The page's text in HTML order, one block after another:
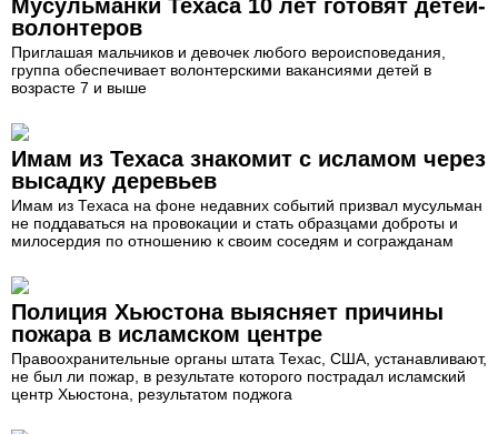
Мусульманки Техаса 10 лет готовят детей-
волонтеров
Приглашая мальчиков и девочек любого вероисповедания,
группа обеспечивает волонтерскими вакансиями детей в
возрасте 7 и выше
Имам из Техаса знакомит с исламом через
высадку деревьев
Имам из Техаса на фоне недавних событий призвал мусульман
не поддаваться на провокации и стать образцами доброты и
милосердия по отношению к своим соседям и согражданам
Полиция Хьюстона выясняет причины
пожара в исламском центре
Правоохранительные органы штата Техас, США, устанавливают,
не был ли пожар, в результате которого пострадал исламский
центр Хьюстона, результатом поджога